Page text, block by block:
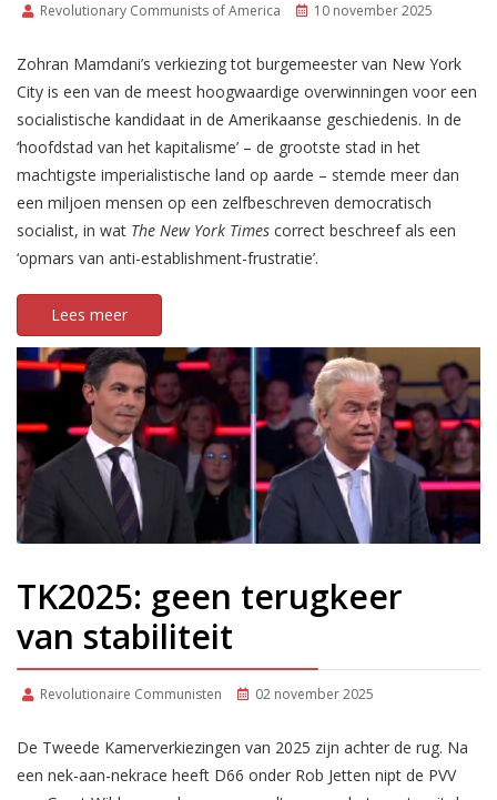
Revolutionary Communists of America 10 november 2025
Zohran Mamdani’s verkiezing tot burgemeester van New York
City is een van de meest hoogwaardige overwinningen voor een
socialistische kandidaat in de Amerikaanse geschiedenis. In de
‘hoofdstad van het kapitalisme’ – de grootste stad in het
machtigste imperialistische land op aarde – stemde meer dan
een miljoen mensen op een zelfbeschreven democratisch
socialist, in wat The New York Times correct beschreef als een
‘opmars van anti-establishment-frustratie’.
Lees meer
TK2025: geen terugkeer
van stabiliteit
Revolutionaire Communisten 02 november 2025
De Tweede Kamerverkiezingen van 2025 zijn achter de rug. Na
een nek-aan-nekrace heeft D66 onder Rob Jetten nipt de PVV